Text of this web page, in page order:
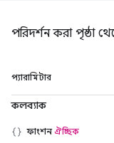
পরিদর্শন করা পৃষ্ঠা
প্যারামিটার
কলব্যাক
ফাংশনঐচ্ছিক